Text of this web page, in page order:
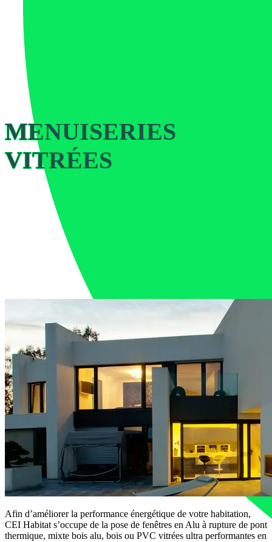
MENUISERIES
VITRÉES
Afin d’améliorer la performance énergétique de votre habitation,
CEI Habitat s’occupe de la pose de fenêtres en Alu à rupture de pont
thermique, mixte bois alu, bois ou PVC vitrées ultra performantes en